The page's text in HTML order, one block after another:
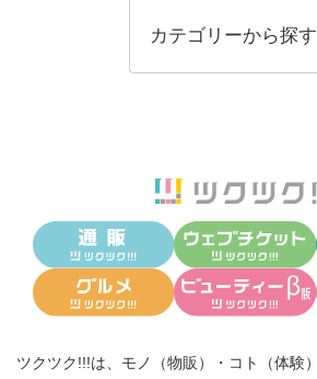
カテゴリーから探す
ツクツク!!!は、 モノ（物販） ・ コト（体験）